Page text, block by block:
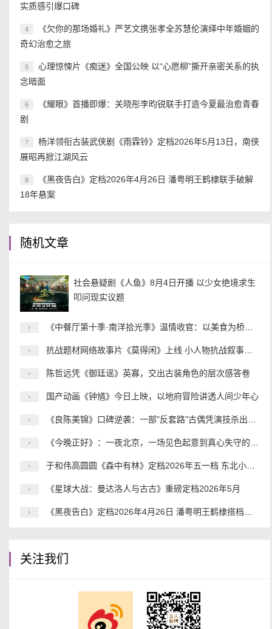
实质感引爆口碑
4
《欠你的那场婚礼》严艺文携张孝全苏慧伦演绎中年婚姻的
奇幻治愈之旅
5
心理惊悚片《痴迷》全国公映 以“心愿柳”撕开亲密关系的执
念暗面
6
《耀眼》首播即爆：关晓彤李昀锐联手打造今夏最治愈青春
剧
7
杨洋领衔古装武侠剧《雨霖铃》定档2026年5月13日，南侠
展昭再掀江湖风云
8
《黑夜告白》定档2026年4月26日 潘粤明王鹤棣联手破解
18年悬案
随机文章
社会悬疑剧《人鱼》8月4日开播 以少女绝境求生
叩问现实议题
《中餐厅第十季·南洋拾光季》温情收官：以美食为桥，续写中泰文化交流新故事
抗战题材网络故事片《莫得闲》上线 小人物抗战叙事开辟内容新赛道
陈哲远凭《御廷谣》英寡，交出古装角色的层次感答卷
国产动画《钟馗》今日上映，以地府冒险讲透人间少年心
《良陈美锦》口碑逆袭：一部"反套路"古偶凭演技杀出重围
《今晚正好》：一夜北京，一场见色起意到真心失守的都市冒险
于和伟高圆圆《森中有林》定档2026年五一档 东北小人物命运史诗震撼来袭
《星球大战：曼达洛人与古古》重磅定档2026年5月
《黑夜告白》定档2026年4月26日 潘粤明王鹤棣搭档破解18年电梯悬案
关注我们